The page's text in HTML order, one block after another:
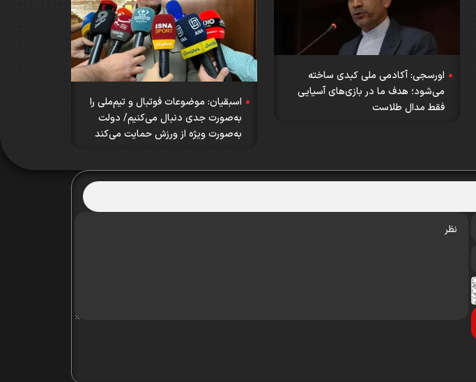
اورسجی: آکادمی ملی کبدی ساخته
می‌شود؛ هدف ما در بازی‌های آسیایی
فقط مدال طلاست
اسبقیان: موضوعات فوتبال و تیم‌ملی را
به‌صورت جدی دنبال می‌کنیم/ دولت
به‌صورت ویژه از ورزش حمایت می‌کند